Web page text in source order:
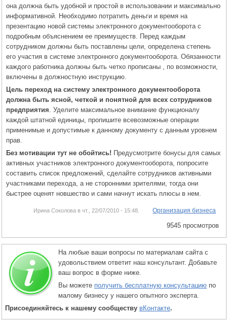
она должна быть удобной и простой в использовании и максимально
информативной. Необходимо потратить деньги и время на
презентацию новой системы электронного документооборота с
подробным объяснением ее преимуществ. Перед каждым
сотрудником должны быть поставлены цели, определена степень
его участия в системе электронного документооборота. Обязанности
каждого работника должны быть четко прописаны , по возможности,
включены в должностную инструкцию.
Цель переход на систему электронного документооборота
должна быть ясной, четкой и понятной для всех сотрудников
предприятия . Уделите максимальное внимание функционалу
каждой штатной единицы, пропишите всевозможные операции
применимые и допустимые к данному документу с данным уровнем
прав.
Без мотивации тут не обойтись! Предусмотрите бонусы для самых
активных участников электронного документооборота, попросите
составить список предложений, сделайте сотрудников активными
участниками перехода, а не сторонними зрителями, тогда они
быстрее оценят новшество и сами начнут искать плюсы в нем.
Ирина Соколова в чт., 22/07/2010 - 15:48. Организация бизнеса
9545 просмотров
На любые ваши вопросы по материалам сайта с
удовольствием ответит наш консультант. Добавьте
ваш вопрос в форме ниже.
Вы можете получить бесплатную консультацию по
малому бизнесу у нашего опытного эксперта.
Присоединяйтесь к нашему сообществу вКонтакте.